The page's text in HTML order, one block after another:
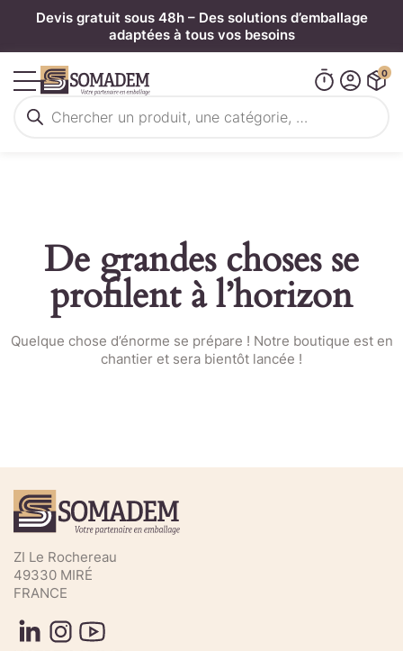
Devis gratuit sous 48h – Des solutions d’emballage
adaptées à tous vos besoins
de
0
De grandes choses se
profilent à l’horizon
Quelque chose d’énorme se prépare ! Notre boutique est en
chantier et sera bientôt lancée !
commande rapide
ZI Le Rochereau
49330 MIRÉ
FRANCE
Panneau de gestion des cookies